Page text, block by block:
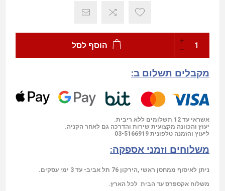
הוסף לסל
מקבלים תשלום ב:
אשראי עד 12 תשלומים ללא ריבית.
יעוץ והכוונה מקצועית שירות והדרכה גם לאחר הקניה.
ליעוץ והזמנה טלפונית 03-5166919
משלוחים וזמני אספקה:
ניתן לאיסוף ממחסן ראשי ,הירקון 76 תל אביב- עד 3 ימי עסקים.
משלוח אקספרס עד הבית לכל הארץ.